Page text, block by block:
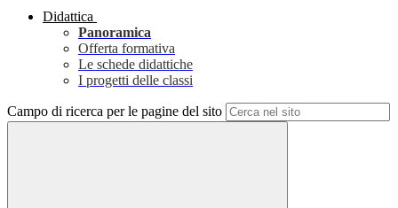
Didattica
Panoramica
Offerta formativa
Le schede didattiche
I progetti delle classi
Campo di ricerca per le pagine del sito